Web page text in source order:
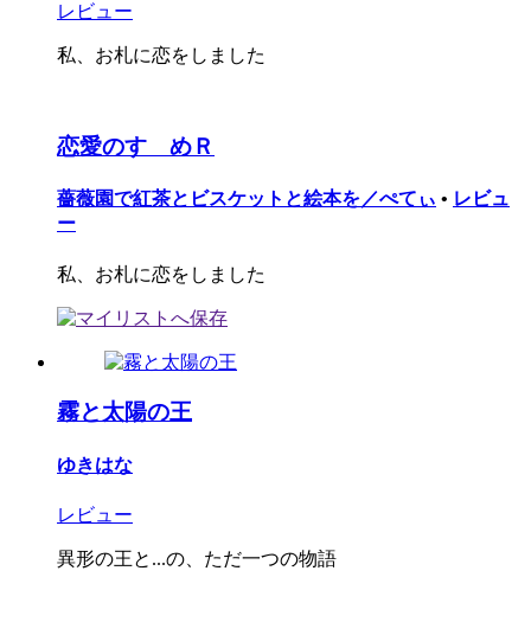
レビュー
私、お札に恋をしました
恋愛のすゝめＲ
薔薇園で紅茶とビスケットと絵本を／ぺてぃ • レビュ
ー
私、お札に恋をしました
霧と太陽の王
ゆきはな
レビュー
異形の王と...の、ただ一つの物語